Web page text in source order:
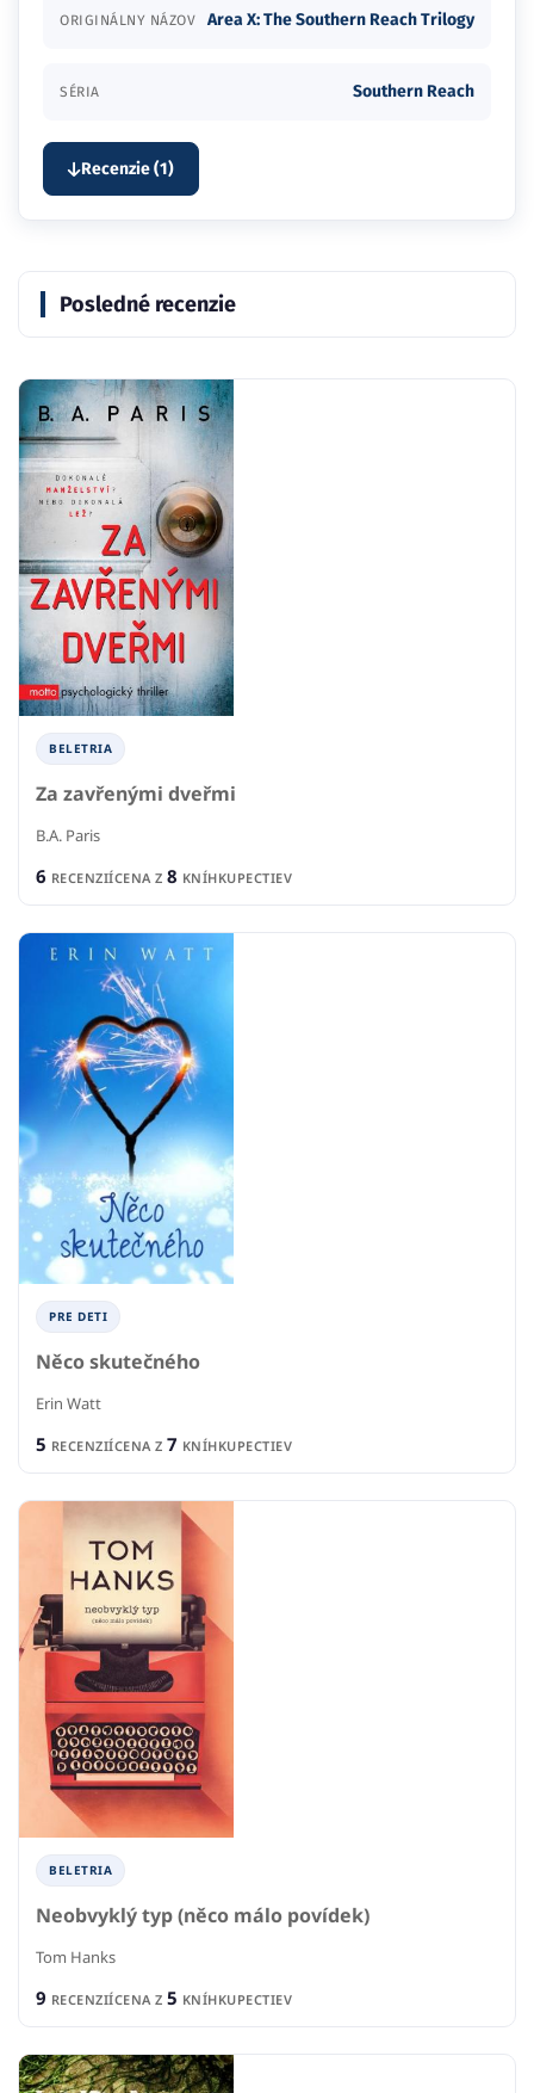
ORIGINÁLNY NÁZOV Area X: The Southern Reach Trilogy
SÉRIA Southern Reach
Recenzie (1)
Posledné recenzie
BELETRIA
Za zavřenými dveřmi
B.A. Paris
6 RECENZIÍCENA Z 8 KNÍHKUPECTIEV
PRE DETI
Něco skutečného
Erin Watt
5 RECENZIÍCENA Z 7 KNÍHKUPECTIEV
BELETRIA
Neobvyklý typ (něco málo povídek)
Tom Hanks
9 RECENZIÍCENA Z 5 KNÍHKUPECTIEV